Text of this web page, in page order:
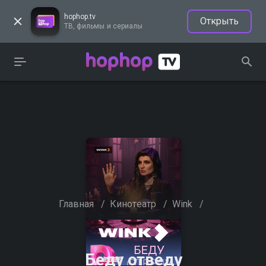
hophop.tv
ТВ, фильмы и сериалы
Открыть
Главная / Кинотеатр / Wink /
Беду отведу